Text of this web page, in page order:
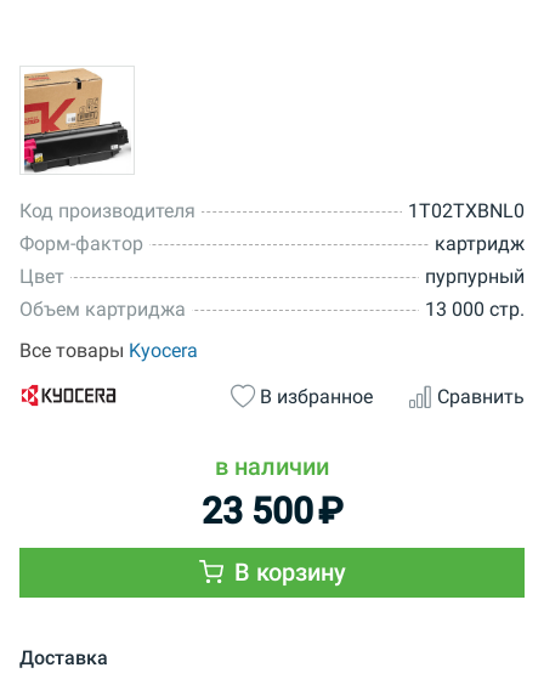
Код производителя
1T02TXBNL0
Форм-фактор
картридж
Цвет
пурпурный
Объем картриджа
13 000 стр.
Все товары Kyocera
В избранное
Сравнить
в наличии
23 500₽
В корзину
Доставка